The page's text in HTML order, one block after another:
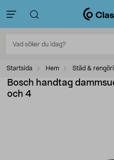
Startsida Hem Städ &
Bosch handtag
och 4